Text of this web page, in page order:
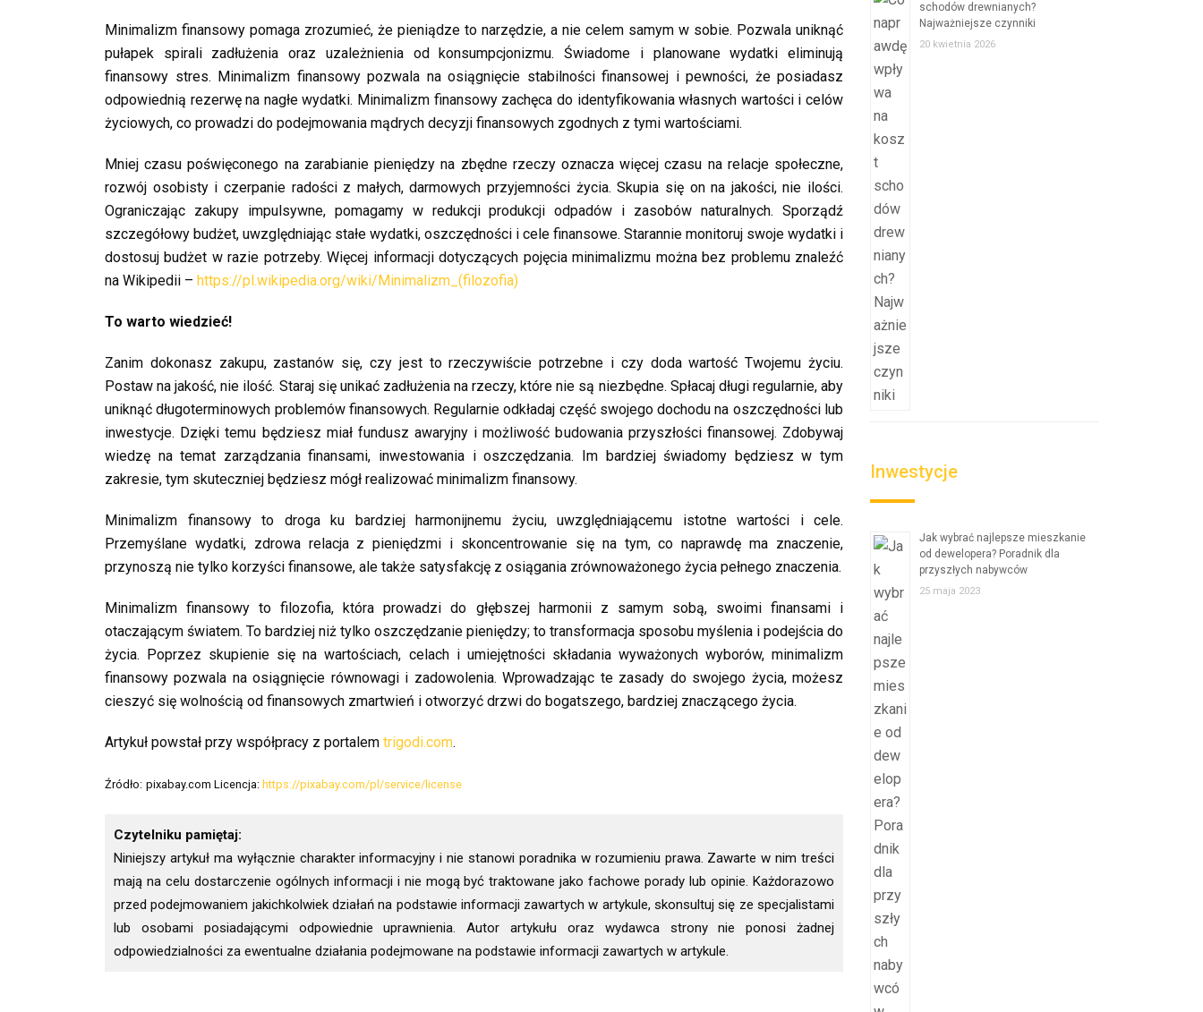
Minimalizm finansowy pomaga zrozumieć, że pieniądze to narzędzie, a nie celem samym w sobie. Pozwala uniknąć
pułapek spirali zadłużenia oraz uzależnienia od konsumpcjonizmu. Świadome i planowane wydatki eliminują
finansowy stres. Minimalizm finansowy pozwala na osiągnięcie stabilności finansowej i pewności, że posiadasz
odpowiednią rezerwę na nagłe wydatki. Minimalizm finansowy zachęca do identyfikowania własnych wartości i celów
życiowych, co prowadzi do podejmowania mądrych decyzji finansowych zgodnych z tymi wartościami.
Mniej czasu poświęconego na zarabianie pieniędzy na zbędne rzeczy oznacza więcej czasu na relacje społeczne,
rozwój osobisty i czerpanie radości z małych, darmowych przyjemności życia. Skupia się on na jakości, nie ilości.
Ograniczając zakupy impulsywne, pomagamy w redukcji produkcji odpadów i zasobów naturalnych. Sporządź
szczegółowy budżet, uwzględniając stałe wydatki, oszczędności i cele finansowe. Starannie monitoruj swoje wydatki i
dostosuj budżet w razie potrzeby. Więcej informacji dotyczących pojęcia minimalizmu można bez problemu znaleźć
na Wikipedii – https://pl.wikipedia.org/wiki/Minimalizm_(filozofia)
To warto wiedzieć!
Zanim dokonasz zakupu, zastanów się, czy jest to rzeczywiście potrzebne i czy doda wartość Twojemu życiu.
Postaw na jakość, nie ilość. Staraj się unikać zadłużenia na rzeczy, które nie są niezbędne. Spłacaj długi regularnie, aby
uniknąć długoterminowych problemów finansowych. Regularnie odkładaj część swojego dochodu na oszczędności lub
inwestycje. Dzięki temu będziesz miał fundusz awaryjny i możliwość budowania przyszłości finansowej. Zdobywaj
wiedzę na temat zarządzania finansami, inwestowania i oszczędzania. Im bardziej świadomy będziesz w tym
zakresie, tym skuteczniej będziesz mógł realizować minimalizm finansowy.
Minimalizm finansowy to droga ku bardziej harmonijnemu życiu, uwzględniającemu istotne wartości i cele.
Przemyślane wydatki, zdrowa relacja z pieniędzmi i skoncentrowanie się na tym, co naprawdę ma znaczenie,
przynoszą nie tylko korzyści finansowe, ale także satysfakcję z osiągania zrównoważonego życia pełnego znaczenia.
Minimalizm finansowy to filozofia, która prowadzi do głębszej harmonii z samym sobą, swoimi finansami i
otaczającym światem. To bardziej niż tylko oszczędzanie pieniędzy; to transformacja sposobu myślenia i podejścia do
życia. Poprzez skupienie się na wartościach, celach i umiejętności składania wyważonych wyborów, minimalizm
finansowy pozwala na osiągnięcie równowagi i zadowolenia. Wprowadzając te zasady do swojego życia, możesz
cieszyć się wolnością od finansowych zmartwień i otworzyć drzwi do bogatszego, bardziej znaczącego życia.
Artykuł powstał przy współpracy z portalem trigodi.com.
Źródło: pixabay.com Licencja: https://pixabay.com/pl/service/license
Czytelniku pamiętaj:
Niniejszy artykuł ma wyłącznie charakter informacyjny i nie stanowi poradnika w rozumieniu prawa. Zawarte w nim treści
mają na celu dostarczenie ogólnych informacji i nie mogą być traktowane jako fachowe porady lub opinie. Każdorazowo
przed podejmowaniem jakichkolwiek działań na podstawie informacji zawartych w artykule, skonsultuj się ze specjalistami
lub osobami posiadającymi odpowiednie uprawnienia. Autor artykułu oraz wydawca strony nie ponosi żadnej
odpowiedzialności za ewentualne działania podejmowane na podstawie informacji zawartych w artykule.
schodów drewnianych?
Najważniejsze czynniki
20 kwietnia 2026
Inwestycje
Jak wybrać najlepsze mieszkanie
od dewelopera? Poradnik dla
przyszłych nabywców
25 maja 2023